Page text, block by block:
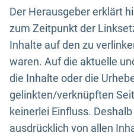
Der Herausgeber erklärt
zum Zeitpunkt der
Inhalte auf den zu
waren. Auf die aktuelle
die Inhalte oder die
gelinkten/verknüpften
keinerlei Einfluss.
ausdrücklich von allen